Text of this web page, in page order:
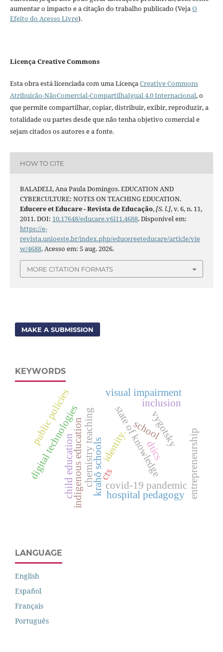
aumentar o impacto e a citação do trabalho publicado (VejaO
Efeito do Acesso Livre).
Licença Creative Commons
Esta obra está licenciada com uma LicençaCreative Commons
Atribuição-NãoComercial-CompartilhaIgual 4.0 Internacional, o
que permite compartilhar, copiar, distribuir, exibir, reproduzir, a
totalidade ou partes desde que não tenha objetivo comercial e
sejam citados os autores e a fonte.
HOW TO CITE
BALADELI, Ana Paula Domingos. EDUCATION AND
CYBERCULTURE: NOTES ON TEACHING EDUCATION.
Educere et Educare - Revista de Educação,[S. l.], v. 6, n. 11,
2011. DOI: 10.17648/educare.v6i11.4688. Disponível em:
https://e-
revista.unioeste.br/index.php/educereeteducare/article/vie
w/4688. Acesso em: 5 aug. 2026.
MORE CITATION FORMATS
MAKE A SUBMISSION
KEYWORDS
indigenous educationkrahô schoolsidentity.state of knowledge
school
digital technologies
child educationchemistry teaching vygotsky
cts
covid-19 pandemic
hospital pedagogy
inclusion
visual impairment
public policies
dtics entrepreneurship
LANGUAGE
English
Español
Français
Português